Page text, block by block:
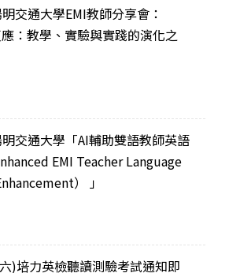
明交通大學EMI教師分享會：
應：教學、實驗與實踐的演化之
明交通大學「AI輔助雙語教師英語
EMI Teacher Language
） 」
)培力英檢聽讀測驗考試通知即